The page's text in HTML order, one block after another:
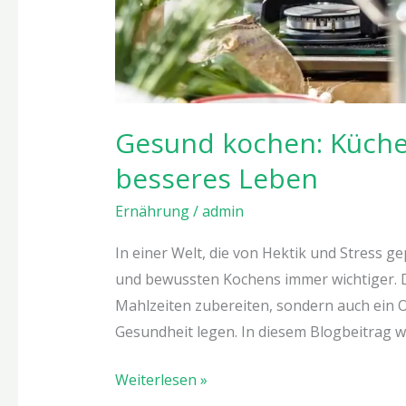
Gesund kochen:
besseres Leben
Ernährung/admin
In einer Welt, die von Hektik und Stress
und bewussten Kochens immer
Mahlzeiten zubereiten, sondern auch ein
Gesundheit legen. In diesem Blogbeitrag
Weiterlesen »